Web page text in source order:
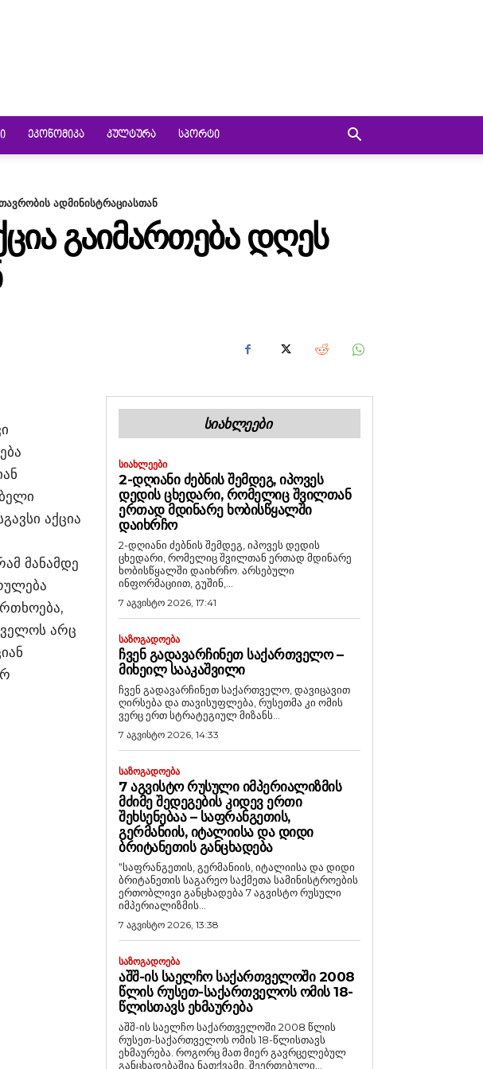
ᲔᲙᲝᲜᲝᲛᲘᲙᲐ ᲙᲣᲚᲢᲣᲠᲐ ᲡᲞᲝᲠᲢᲘ
ადმინისტრაციასთან
ᲒᲐᲘᲛᲐᲠᲗᲔᲑᲐ ᲓᲦᲔᲡ
აქცია
მანამდე
არც
ᲡᲘᲐᲮᲚᲔᲔᲑᲘ
ᲡᲘᲐᲮᲚᲔᲔᲑᲘ
2-ᲓᲦᲘᲐᲜᲘ ᲫᲔᲑᲜᲘᲡ ᲨᲔᲛᲓᲔᲒ, ᲘᲞᲝᲕᲔᲡ
ᲓᲔᲓᲘᲡ ᲪᲮᲔᲓᲐᲠᲘ, ᲠᲝᲛᲔᲚᲘᲪ ᲨᲕᲘᲚᲗᲐᲜ
ᲔᲠᲗᲐᲓ ᲛᲓᲘᲜᲐᲠᲔ ᲮᲝᲑᲘᲡᲬᲧᲐᲚᲨᲘ
ᲓᲐᲘᲮᲠᲩᲝ
2-დღიანი ძებნის შემდეგ, იპოვეს დედის
ცხედარი, რომელიც შვილთან ერთად მდინარე
ხობისწყალში დაიხრჩო. არსებული
ინფორმაციით, გუშინ,...
7 აგვისტო 2026, 17:41
ᲡᲐᲖᲝᲒᲐᲓᲝᲔᲑᲐ
ᲩᲕᲔᲜ ᲒᲐᲓᲐᲕᲐᲠᲩᲘᲜᲔᲗ ᲡᲐᲥᲐᲠᲗᲕᲔᲚᲝ –
ᲛᲘᲮᲔᲘᲚ ᲡᲐᲐᲙᲐᲨᲕᲘᲚᲘ
ჩვენ გადავარჩინეთ საქართველო, დავიცავით
ღირსება და თავისუფლება, რუსეთმა კი ომის
ვერც ერთ სტრატეგიულ მიზანს...
7 აგვისტო 2026, 14:33
ᲡᲐᲖᲝᲒᲐᲓᲝᲔᲑᲐ
7 ᲐᲒᲕᲘᲡᲢᲝ ᲠᲣᲡᲣᲚᲘ ᲘᲛᲞᲔᲠᲘᲐᲚᲘᲖᲛᲘᲡ
ᲛᲫᲘᲛᲔ ᲨᲔᲓᲔᲒᲔᲑᲘᲡ ᲙᲘᲓᲔᲕ ᲔᲠᲗᲘ
ᲨᲔᲮᲡᲔᲜᲔᲑᲐᲐ – ᲡᲐᲤᲠᲐᲜᲒᲔᲗᲘᲡ,
ᲒᲔᲠᲛᲐᲜᲘᲘᲡ, ᲘᲢᲐᲚᲘᲘᲡᲐ ᲓᲐ ᲓᲘᲓᲘ
ᲑᲠᲘᲢᲐᲜᲔᲗᲘᲡ ᲒᲐᲜᲪᲮᲐᲓᲔᲑᲐ
“საფრანგეთის, გერმანიის, იტალიისა და დიდი
ბრიტანეთის საგარეო საქმეთა სამინისტროების
ერთობლივი განცხადება 7 აგვისტო რუსული
იმპერიალიზმის...
7 აგვისტო 2026, 13:38
ᲡᲐᲖᲝᲒᲐᲓᲝᲔᲑᲐ
ᲐᲨᲨ-ᲘᲡ ᲡᲐᲔᲚᲩᲝ ᲡᲐᲥᲐᲠᲗᲕᲔᲚᲝᲨᲘ 2008
ᲬᲚᲘᲡ ᲠᲣᲡᲔᲗ-ᲡᲐᲥᲐᲠᲗᲕᲔᲚᲝᲡ ᲝᲛᲘᲡ 18-
ᲬᲚᲘᲡᲗᲐᲕᲡ ᲔᲮᲛᲐᲣᲠᲔᲑᲐ
აშშ-ის საელჩო საქართველოში 2008 წლის
რუსეთ-საქართველოს ომის 18-წლისთავს
ეხმაურება. როგორც მათ მიერ გავრცელებულ
განცხადებაშია ნათქვამი, შეერთებული...